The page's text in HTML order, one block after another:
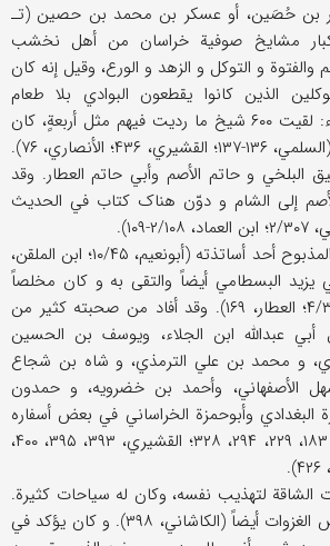
بن حُصَین، أو عسکر بن محمد بن حصین (تـ
من کبار مشایخ صوفیة خراسان من أهل نخشب
و التوکل و الزهد و الورع، وقیل إنه کان
الذین کانوا یقطعون البوادي بلا طعام
ولاراحلة. وقال ابن الجلّاء: لقیت ۶۰۰ شیخ ما ردیت فیهم مثل أربعةٍ، کان
أولهم أبا تراب النخشبي (السلمي، ۱۳۶-۱۳۷؛ القشیري، ۴۳۶؛ الأنصاري، ۷۶).
البلخي و حاتم الأصم وأبي حاتم العطار. وقد
إلی الشام و دوّن هناک کتاب في الحدیث
اعتبر البعض علي الرازي المذبوح أحد أساتذته (أبونعیم، ۱۰/۴۵؛ ابن الملقن،
یزید البسطامي أیضاً والتقی به و کان مخلصاً
في حبه له (الغزالي، ۴/۳۵۶؛ العطار، ۱۶۹). وقد أفاد من صحبته کثیر من
أبي عبدالله ابن الجلاء، ویوسف بن الحسین
و محمد بن علي الترمذي، و شاه بن شجاع
الأصفهاني، وأحمد بن خضرویه، و حمدون
البغدادي وأبوحمزة الخراساني في بعض أسفاره
(السلمي، ۹۳، ۱۶۶، ۱۷۵، ۱۸۳، ۲۲۹، ۲۹۴، ۳۲۸؛ القشیري، ۳۹۳، ۳۹۵، ۴۰۰،
الشاقة لتهذیب نفسه، وکان له سیاحات کثیرة.
وقیل إنه کان حاضراً بعض الغزوات أیضاً (الکاشاني، ۳۹۸). و کان یؤکد في